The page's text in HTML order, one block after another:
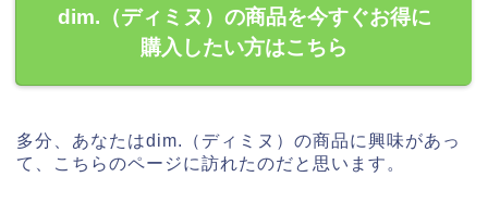
dim.（ディミヌ）の商品を今すぐお得に
購入したい方はこちら
多分、あなたはdim.（ディミヌ）の商品に興味があっ
て、こちらのページに訪れたのだと思います。